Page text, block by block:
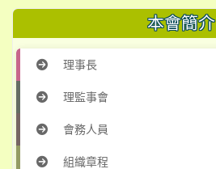
本會簡介
理事長
理監事會
會務人員
組織章程